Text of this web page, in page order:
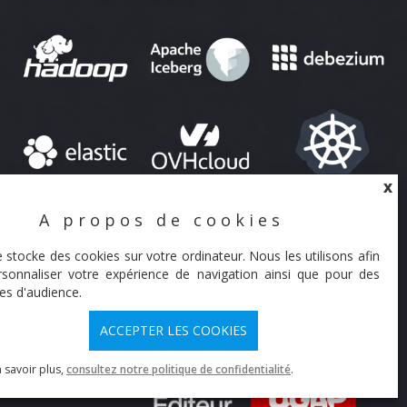
X
A propos de cookies
stocke des cookies sur votre ordinateur. Nous les utilisons afin
votre expérience de navigation ainsi que pour des
d'audience.
ACCEPTER LES COOKIES
savoir plus, consultez notre politique de confidentialité.
NOUS CONTACTER
Prochaines Formations
Les mardi 8 et mercredi 9 Septembre
Les mardi 13 et mercredi 14 Octobre
Les mardi 17 et mercredi 18
X En savoir plus